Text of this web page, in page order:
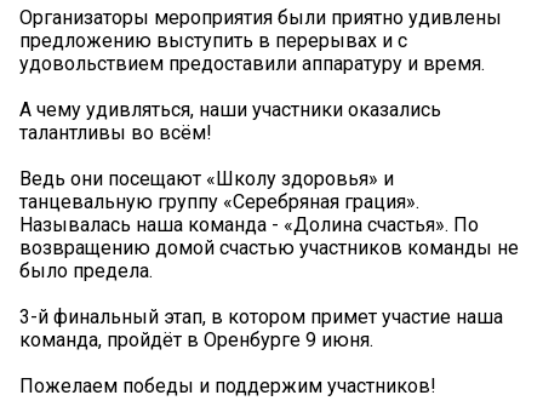
Организаторы мероприятия были приятно удивлены
предложению выступить в перерывах и с
удовольствием предоставили аппаратуру и время.
А чему удивляться, наши участники оказались
талантливы во всём!
Ведь они посещают «Школу здоровья» и
танцевальную группу «Серебряная грация».
Называлась наша команда - «Долина счастья». По
возвращению домой счастью участников команды не
было предела.
3-й финальный этап, в котором примет участие наша
команда, пройдёт в Оренбурге 9 июня.
Пожелаем победы и поддержим участников!